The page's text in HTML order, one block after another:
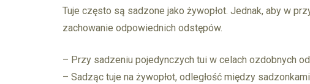
Tuje często są sadzone jako żywopłot. Jednak, aby w
zachowanie odpowiednich odstępów.
– Przy sadzeniu pojedynczych tui w celach ozdobnych
– Sadząc tuje na żywopłot, odległość między